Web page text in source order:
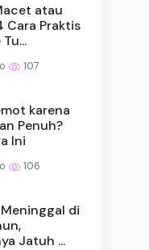
atau
Cara Praktis
107
karena
Penuh?
Ini
106
di
Jatuh ...